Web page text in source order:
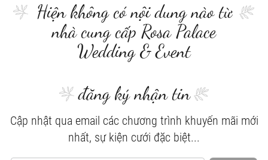
Hiện không có nội dung nào từ
nhà cung cấp Rosa Palace
Wedding & Event
đăng ký nhận tin
Cập nhật qua email các chương trình khuyến mãi mới
nhất, sự kiện cưới đặc biệt...